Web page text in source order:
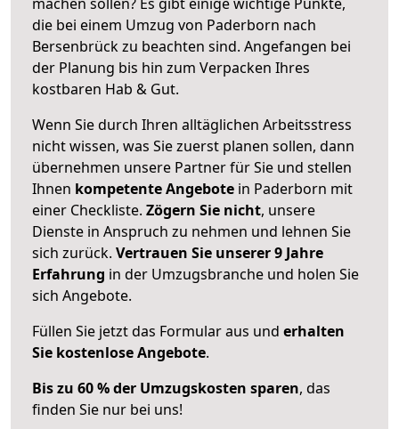
die bei einem Umzug von Paderborn nach
Bersenbrück zu beachten sind. Angefangen bei
der Planung bis hin zum Verpacken Ihres
kostbaren Hab & Gut.
Wenn Sie durch Ihren alltäglichen Arbeitsstress
nicht wissen, was Sie zuerst planen sollen, dann
übernehmen unsere Partner für Sie und stellen
Ihnen kompetente Angebote in Paderborn mit
einer Checkliste. Zögern Sie nicht, unsere
Dienste in Anspruch zu nehmen und lehnen Sie
sich zurück. Vertrauen Sie unserer 9 Jahre
Erfahrung in der Umzugsbranche und holen Sie
sich Angebote.
Füllen Sie jetzt das Formular aus und erhalten
Sie kostenlose Angebote.
Bis zu 60 % der Umzugskosten sparen, das
finden Sie nur bei uns!